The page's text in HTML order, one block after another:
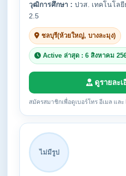
วุฒิการศึกษา : ปวส. เทคโนโล
2.5
ชลบุรี(ห้วยใหญ่, บางละมุง)
Active ล่าสุด : 6 สิงหาคม
ดูรายละเ
สมัครสมาชิกเพื่อดูเบอร์โทร อีเมล และ
ไม่มีรูป